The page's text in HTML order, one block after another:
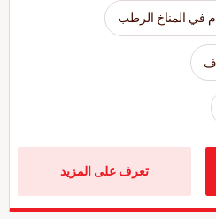
في المناخ الرطب
تعرف على المزيد